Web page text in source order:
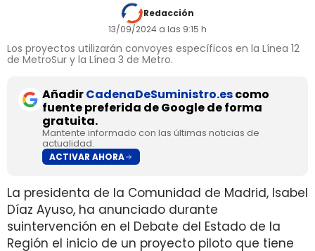
Redacción
13/09/2024 a las 9:15 h
Los proyectos utilizarán convoyes específicos en la Línea 12
de MetroSur y la Línea 3 de Metro.
AñadirCadenaDeSuministro.escomo
fuente preferida de Google de forma
gratuita.
Mantente informado con las últimas noticias de
actualidad.
ACTIVAR AHORA
La presidenta de la Comunidad de Madrid, Isabel
Díaz Ayuso, ha anunciado durante
suintervención en el Debate del Estado de la
Región el inicio de un proyecto piloto que tiene